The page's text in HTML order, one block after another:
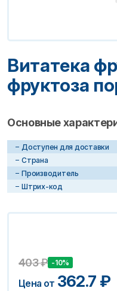
Витатека
фруктоза
Основные
Доступен для доставки
Страна
Производитель
Штрих-код
403₽ -10%
Цена от 362.7 ₽